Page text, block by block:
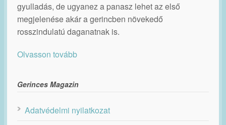
gyulladás, de ugyanez a panasz lehet az első
megjelenése akár a gerincben növekedő
rosszindulatú daganatnak is.
Olvasson tovább
Gerinces Magazin
Adatvédelmi nyilatkozat